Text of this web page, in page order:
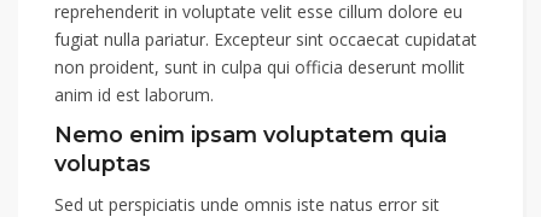
reprehenderit in voluptate velit esse cillum dolore eu
fugiat nulla pariatur. Excepteur sint occaecat cupidatat
non proident, sunt in culpa qui officia deserunt mollit
anim id est laborum.
Nemo enim ipsam voluptatem quia
voluptas
Sed ut perspiciatis unde omnis iste natus error sit